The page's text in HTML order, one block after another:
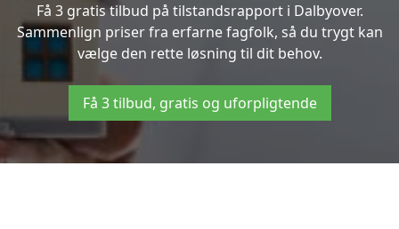
Få 3 gratis tilbud på tilstandsrapport i Dalbyover.
Sammenlign priser fra erfarne fagfolk, så du trygt kan
vælge den rette løsning til dit behov.
Få 3 tilbud, gratis og uforpligtende